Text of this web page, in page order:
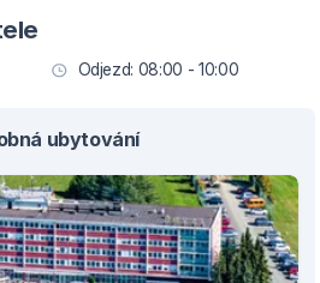
Odjezd: 08:00 - 10:00
ubytování